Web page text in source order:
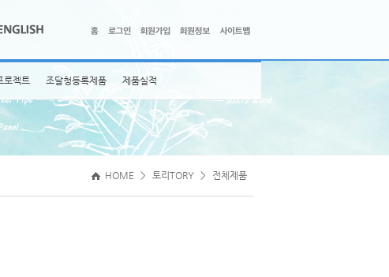
로젝트 조달청등록제품 제품실적
HOME > 토리TORY > 전체제품